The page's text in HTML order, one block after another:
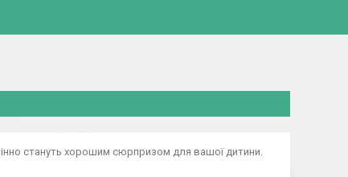
стануть хорошим сюрпризом для вашої дитини.